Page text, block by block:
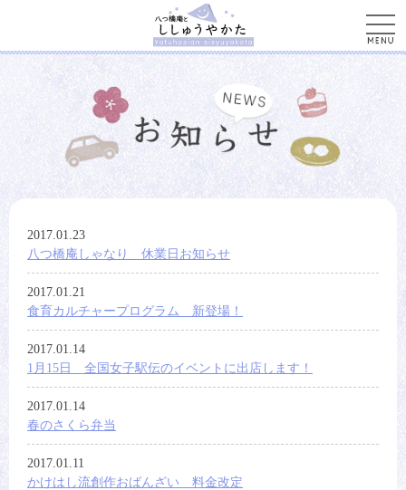
2017.01.23
八つ橋庵しゃなり 休業日お知らせ
2017.01.21
食育カルチャープログラム 新登場！
2017.01.14
1月15日 全国女子駅伝のイベントに出店します！
2017.01.14
春のさくら弁当
2017.01.11
かけはし流創作おばんざい 料金改定